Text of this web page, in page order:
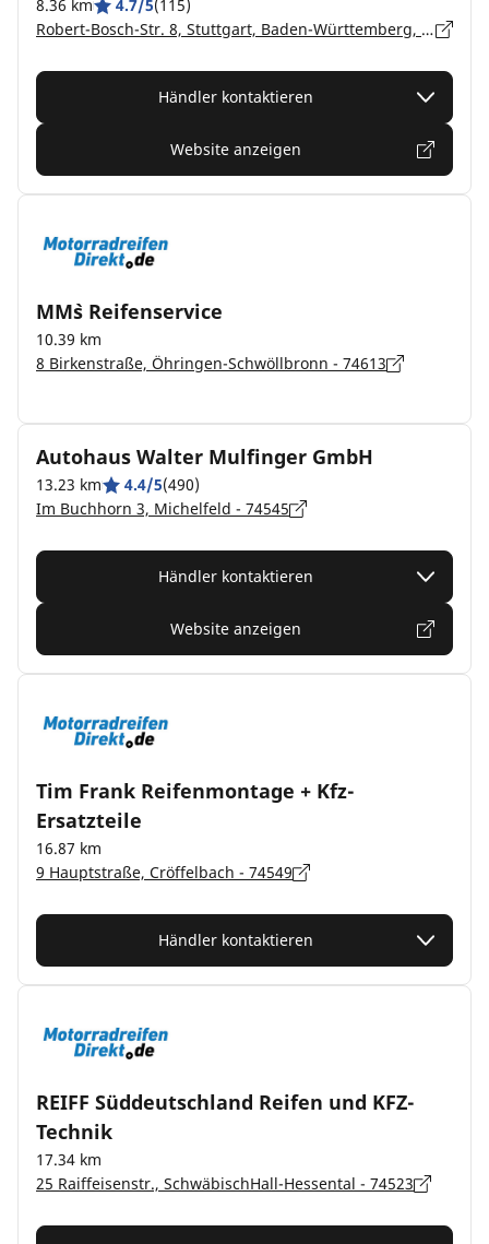
8.36 km 4.7/5(115)
Robert-Bosch-Str. 8, Stuttgart, Baden-Württemberg, Künzelsau-Gaisbach - 74653
Händler kontaktieren
Website anzeigen
MM`s Reifenservice
10.39 km
8 Birkenstraße, Öhringen-Schwöllbronn - 74613
Autohaus Walter Mulfinger GmbH
13.23 km 4.4/5(490)
Im Buchhorn 3, Michelfeld - 74545
Händler kontaktieren
Website anzeigen
Tim Frank Reifenmontage + Kfz-
Ersatzteile
16.87 km
9 Hauptstraße, Cröffelbach - 74549
Händler kontaktieren
REIFF Süddeutschland Reifen und KFZ-
Technik
17.34 km
25 Raiffeisenstr., SchwäbischHall-Hessental - 74523